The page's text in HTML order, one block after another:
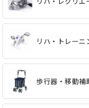
リハ・トレーニ
歩行器・移動補